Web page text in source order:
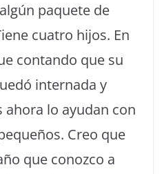
paquete de
cuatro hijos. En
contando que su
internada y
ahora lo ayudan con
Creo que
que conozco a